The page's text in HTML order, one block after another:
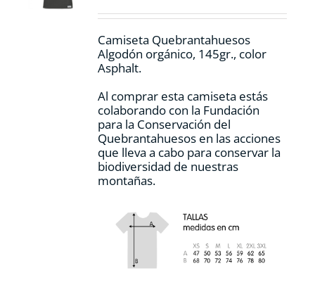
la
de
producto
Camiseta Quebrantahuesos
Algodón orgánico, 145gr., color
Asphalt.
Al comprar esta camiseta estás
colaborando con la Fundación
para la Conservación del
Quebrantahuesos en las acciones
que lleva a cabo para conservar la
biodiversidad de nuestras
montañas.